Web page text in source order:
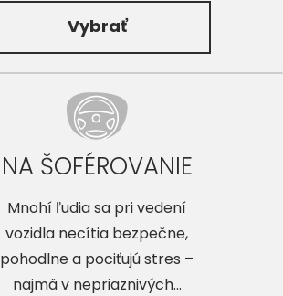
Vybrať
NA ŠOFÉROVANIE
Mnohí ľudia sa pri vedení
vozidla necítia bezpečne,
pohodlne a pociťujú stres –
najmä v nepriaznivých...